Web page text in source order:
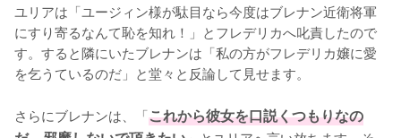
ユリアは「ユージィン様が駄目なら今度はブレナン近衛将軍
にすり寄るなんて恥を知れ！」とフレデリカへ叱責したので
す。すると隣にいたブレナンは「私の方がフレデリカ嬢に愛
を乞うているのだ」と堂々と反論して見せます。
さらにブレナンは、「これから彼女を口説くつもりなの